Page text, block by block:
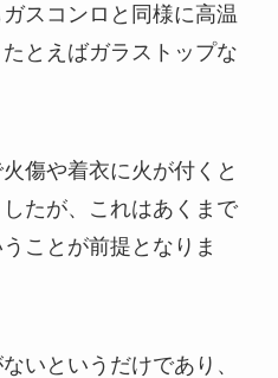
スコンロと同様に高温
とえばガラストップな
傷や着衣に火が付くと
たが、これはあくまで
ことが前提となりま
いというだけであり、